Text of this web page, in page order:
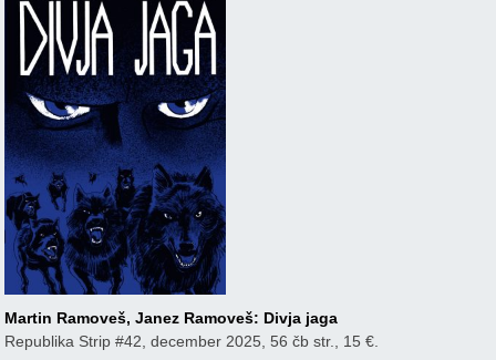
Martin Ramoveš, Janez Ramoveš: Divja jaga
Republika Strip #42, december 2025, 56 čb str., 15 €.